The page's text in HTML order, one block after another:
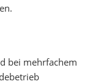
bei mehrfachem